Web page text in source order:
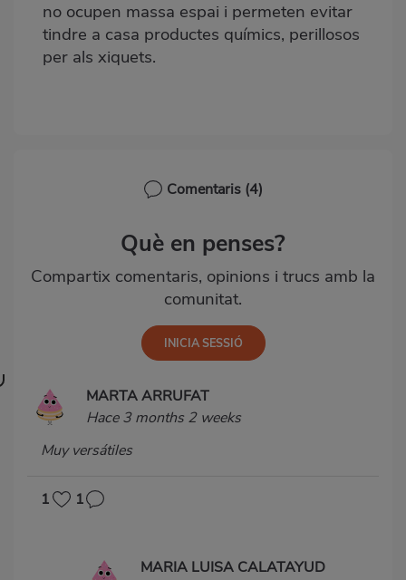
no ocupen massa espai i permeten evitar
tindre a casa productes químics, perillosos
per als xiquets.
Comentaris (4)
Què en penses?
Compartix comentaris, opinions i trucs amb la
comunitat.
MARTA ARRUFAT
Hace 3 months 2 weeks
Muy versátiles
1 1
MARIA LUISA CALATAYUD